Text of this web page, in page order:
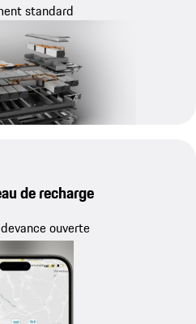
standard
de recharge
ouverte